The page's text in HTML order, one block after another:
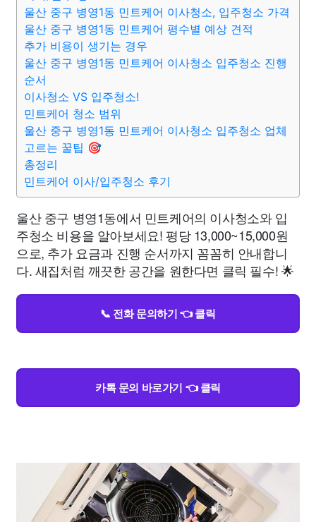
울산 중구 병영1동 민트케어 이사청소, 입주청소 가격
울산 중구 병영1동 민트케어 평수별 예상 견적
추가 비용이 생기는 경우
울산 중구 병영1동 민트케어 이사청소 입주청소 진행
순서
이사청소 VS 입주청소!
민트케어 청소 범위
울산 중구 병영1동 민트케어 이사청소 입주청소 업체
고르는 꿀팁 🎯
총정리
민트케어 이사/입주청소 후기
울산 중구 병영1동에서 민트케어의 이사청소와 입
주청소 비용을 알아보세요! 평당 13,000~15,000원
으로, 추가 요금과 진행 순서까지 꼼꼼히 안내합니
다. 새집처럼 깨끗한 공간을 원한다면 클릭 필수! 🌟
📞 전화 문의하기 👈 클릭
카톡 문의 바로가기 👈 클릭